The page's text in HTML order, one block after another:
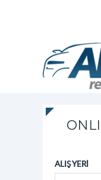
ALIŞ YERİ